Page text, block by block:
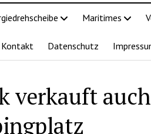
Maritimes
Kontakt Datenschutz
verkauft auch